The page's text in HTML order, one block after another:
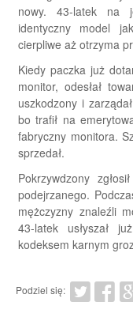
nowy. 43-latek na
identyczny model
cierpliwe aż otrzyma
Kiedy paczka już
monitor, odesłał
uszkodzony i
bo trafił na
fabryczny monitora.
sprzedał.
Pokrzywdzony
podejrzanego.
mężczyzny znaleźli
43-latek usłyszał
kodeksem karnym
Podziel się: